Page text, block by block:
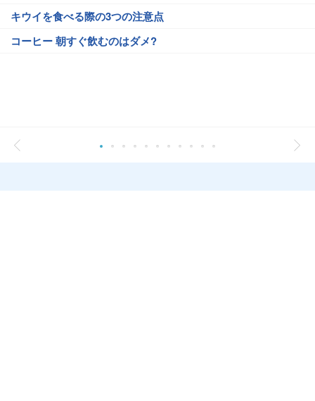
キウイを食べる際の3つの注意点
コーヒー 朝すぐ飲むのはダメ?